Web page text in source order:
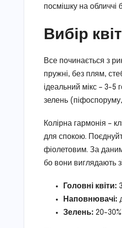
посмішку на обличчі
Вибір
Все починається з
пружні, без плям,
ідеальний мікс – 3-5
зелень
Колірна гармонія –
для спокою.
фіолетовим. За
бо вони виглядають
Головні квіти:
Наповнювачі:
Зелень: 20-